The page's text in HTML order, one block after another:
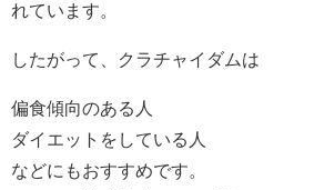
れています。
したがって、クラチャイダムは
偏食傾向のある人
ダイエットをしている人
などにもおすすめです。